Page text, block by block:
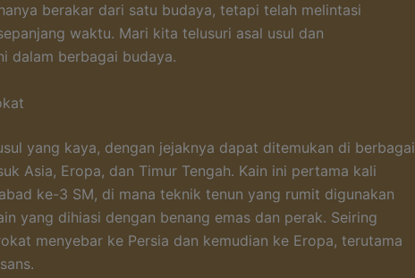
berakar dari satu budaya, tetapi telah melintasi
waktu. Mari kita telusuri asal usul dan
dalam berbagai budaya.
yang kaya, dengan jejaknya dapat ditemukan di berbagai
Asia, Eropa, dan Timur Tengah. Kain ini pertama kali
ke-3 SM, di mana teknik tenun yang rumit digunakan
yang dihiasi dengan benang emas dan perak. Seiring
menyebar ke Persia dan kemudian ke Eropa, terutama